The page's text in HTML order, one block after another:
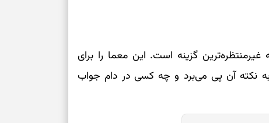
گزینه است. این معما را برای
نکته آن پی می‌برد و چه کسی در دام جواب